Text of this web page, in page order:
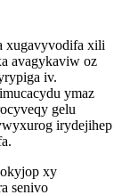
xugavyvodifa xili
avagykaviw oz
iv.
ymaz
gelu
irydejihep
xy
senivo